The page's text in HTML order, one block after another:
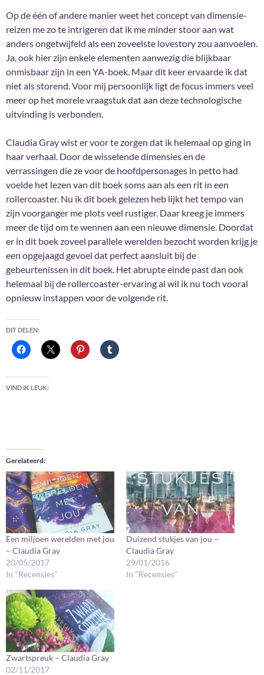
Op de één of andere manier weet het concept van dimensie-
reizen me zo te intrigeren dat ik me minder stoor aan wat
anders ongetwijfeld als een zoveelste lovestory zou aanvoelen.
Ja, ook hier zijn enkele elementen aanwezig die blijkbaar
onmisbaar zijn in een YA-boek. Maar dit keer ervaarde ik dat
niet als storend. Voor mij persoonlijk ligt de focus immers veel
meer op het morele vraagstuk dat aan deze technologische
uitvinding is verbonden.
Claudia Gray wist er voor te zorgen dat ik helemaal op ging in
haar verhaal. Door de wisselende dimensies en de
verrassingen die ze voor de hoofdpersonages in petto had
voelde het lezen van dit boek soms aan als een rit in een
rollercoaster. Nu ik dit boek gelezen heb lijkt het tempo van
zijn voorganger me plots veel rustiger. Daar kreeg je immers
meer de tijd om te wennen aan een nieuwe dimensie. Doordat
er in dit boek zoveel parallele werelden bezocht worden krijg je
een opgejaagd gevoel dat perfect aansluit bij de
gebeurtenissen in dit boek. Het abrupte einde past dan ook
helemaal bij de rollercoaster-ervaring al wil ik nu toch vooral
opnieuw instappen voor de volgende rit.
DIT DELEN:
VIND IK LEUK:
Gerelateerd
Een miljoen werelden met jou
– Claudia Gray
20/05/2017
In "Recensies"
Duizend stukjes van jou –
Claudia Gray
29/01/2016
In "Recensies"
Zwartspreuk – Claudia Gray
02/11/2017